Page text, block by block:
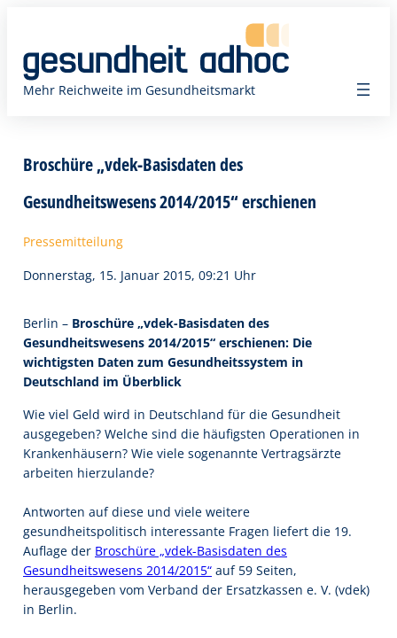
springen
Mehr Reichweite im Gesundheitsmarkt
Broschüre „vdek-Basisdaten des
Gesundheitswesens 2014/2015“ erschienen
Pressemitteilung
Donnerstag, 15. Januar 2015, 09:21 Uhr
Berlin – Broschüre „vdek-Basisdaten des
Gesundheitswesens 2014/2015“ erschienen: Die
wichtigsten Daten zum Gesundheitssystem in
Deutschland im Überblick
Wie viel Geld wird in Deutschland für die Gesundheit
ausgegeben? Welche sind die häufigsten Operationen in
Krankenhäusern? Wie viele sogenannte Vertragsärzte
arbeiten hierzulande?
Antworten auf diese und viele weitere
gesundheitspolitisch interessante Fragen liefert die 19.
Auflage der Broschüre „vdek-Basisdaten des
Gesundheitswesens 2014/2015“ auf 59 Seiten,
herausgegeben vom Verband der Ersatzkassen e. V. (vdek)
in Berlin.